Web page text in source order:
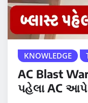
KNOWLEDGE
AC Blast
પહેલા AC